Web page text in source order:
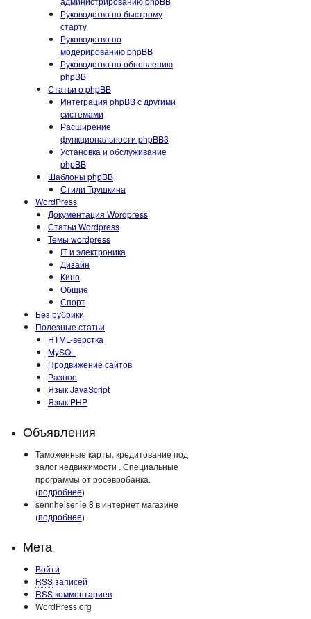
Руководство по быстрому
старту
Руководство по
модерированию phpBB
Руководство по обновлению
phpBB
Статьи о phpBB
Интеграция phpBB с другими
системами
Расширение
функциональности phpBB3
Установка и обслуживание
phpBB
Шаблоны phpBB
Стили Трушкина
WordPress
Документация Wordpress
Статьи Wordpress
Темы wordpress
IT и электроника
Дизайн
Кино
Общие
Спорт
Без рубрики
Полезные статьи
HTML-верстка
MySQL
Продвижение сайтов
Разное
Язык JavaScript
Язык PHP
Объявления
Таможенные карты, кредитование под
залог недвижимости . Специальные
программы от росевробанка.
(подробнее)
sennheiser ie 8 в интернет магазине
(подробнее)
Мета
Войти
RSSзаписей
RSSкомментариев
WordPress.org